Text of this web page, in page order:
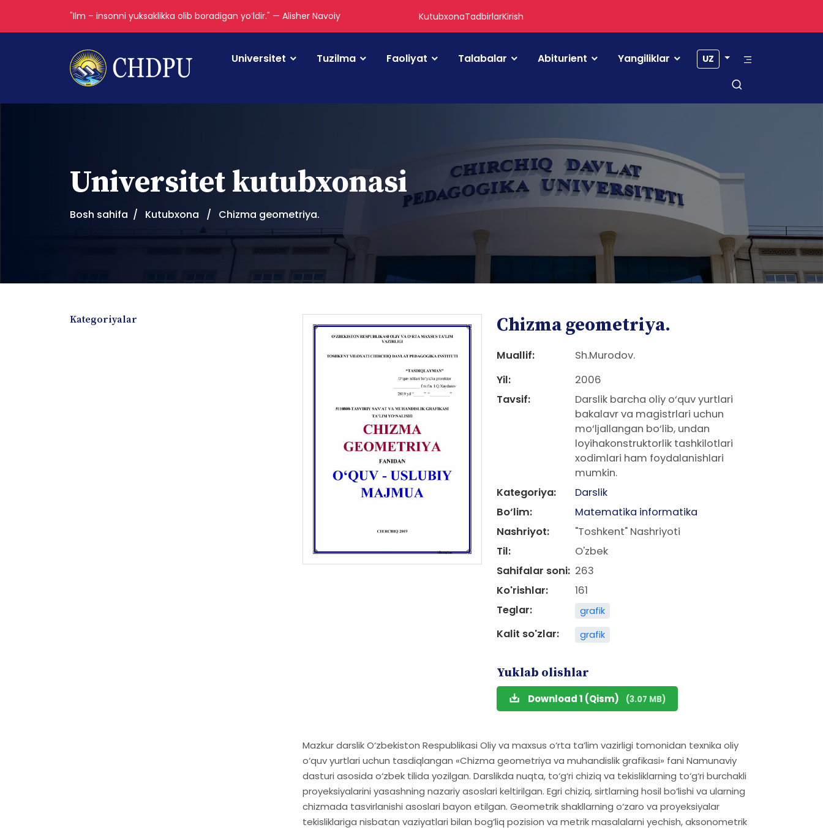
"Ilm – insonni yuksaklikka olib boradigan yoʻldir." — Alisher Navoiy KutubxonaTadbirlarKirish
Universitet Tuzilma Faoliyat Talabalar Abiturient Yangiliklar UZ
Universitet kutubxonasi
Bosh sahifa Kutubxona Chizma geometriya.
Kategoriyalar Chizma geometriya.
Muallif:
Sh.Murodov.
Yil:
2006
Tavsif:
Darslik barcha oliy o‘quv yurtlari
bakalavr va magistrlari uchun
mo‘ljallangan bo‘lib, undan
loyihakonstruktorlik tashkilotlari
xodimlari ham foydalanishlari
mumkin.
Kategoriya:
Darslik
Bo‘lim:
Matematika informatika
Nashriyot:
"Toshkent" Nashriyoti
Til:
O'zbek
Sahifalar soni: 263
Ko'rishlar:
161
Teglar:
grafik
Kalit so'zlar: grafik
Yuklab olishlar
Download 1 (Qism) (3.07 MB)
Mazkur darslik O‘zbekiston Respublikasi Oliy va maxsus o‘rta ta’lim vazirligi tomonidan texnika oliy
o‘quv yurtlari uchun tasdiqlangan «Chizma geometriya va muhandislik grafikasi» fani Namunaviy
dasturi asosida o‘zbek tilida yozilgan. Darslikda nuqta, to‘g‘ri chiziq va tekisliklarning to‘g‘ri burchakli
proyeksiyalarini yasashning nazariy asoslari keltirilgan. Egri chiziq, sirtlarning hosil bo‘lishi va ularning
chizmada tasvirlanishi asoslari bayon etilgan. Geometrik shakllarning o‘zaro va proyeksiyalar
tekisliklariga nisbatan vaziyatlari bilan bog‘liq pozision va metrik masalalarni yechish, aksonometrik